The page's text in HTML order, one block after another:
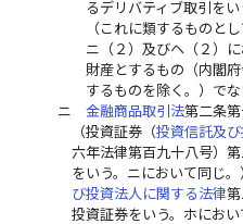
るデリバティブ取引をい
（これに類するものと
ニ（２）及びヘ（２）
財産とするもの（内閣
するものを除く。）で
ニ
金融商品取引法第二条
（投資証券（投資信託及
六年法律第百九十八号）
をいう。ニにおいて同じ
び投資法人に関する法律
投資証券をいう。ホにお